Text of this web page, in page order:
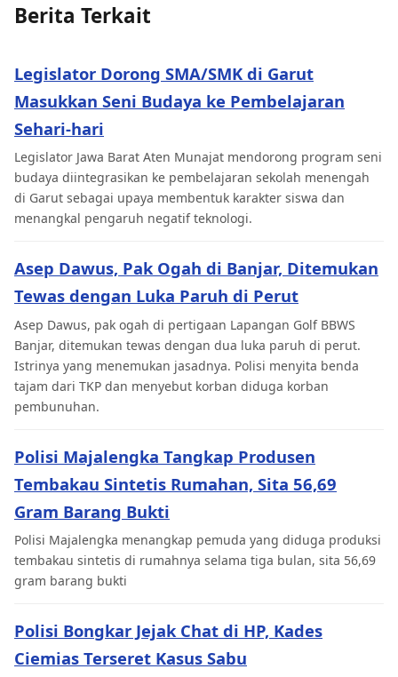
Berita Terkait
Legislator Dorong SMA/SMK di Garut
Masukkan Seni Budaya ke Pembelajaran
Sehari-hari
Legislator Jawa Barat Aten Munajat mendorong program seni
budaya diintegrasikan ke pembelajaran sekolah menengah
di Garut sebagai upaya membentuk karakter siswa dan
menangkal pengaruh negatif teknologi.
Asep Dawus, Pak Ogah di Banjar, Ditemukan
Tewas dengan Luka Paruh di Perut
Asep Dawus, pak ogah di pertigaan Lapangan Golf BBWS
Banjar, ditemukan tewas dengan dua luka paruh di perut.
Istrinya yang menemukan jasadnya. Polisi menyita benda
tajam dari TKP dan menyebut korban diduga korban
pembunuhan.
Polisi Majalengka Tangkap Produsen
Tembakau Sintetis Rumahan, Sita 56,69
Gram Barang Bukti
Polisi Majalengka menangkap pemuda yang diduga produksi
tembakau sintetis di rumahnya selama tiga bulan, sita 56,69
gram barang bukti
Polisi Bongkar Jejak Chat di HP, Kades
Ciemias Terseret Kasus Sabu